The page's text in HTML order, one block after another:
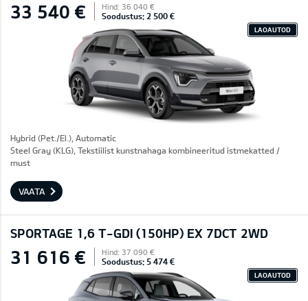
33 540 € Hind: 36 040 €
Soodustus: 2 500 €
LAOAUTOD
Hybrid (Pet./El.), Automatic
Steel Gray (KLG), Tekstiilist kunstnahaga kombineeritud istmekatted /
must
VAATA
SPORTAGE 1,6 T-GDI (150HP) EX 7DCT 2WD
31 616 € Hind: 37 090 €
Soodustus: 5 474 €
LAOAUTOD